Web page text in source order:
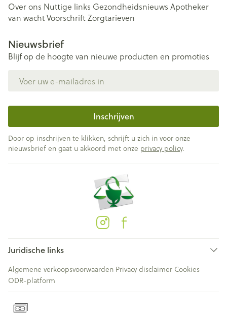
Over ons Nuttige links Gezondheidsnieuws Apotheker
van wachtVoorschriftZorgtarieven
Nieuwsbrief
Blijf op de hoogte van nieuwe producten en promoties
Inschrijven
Door op inschrijven te klikken, schrijft u zich in voor onze
nieuwsbrief en gaat u akkoord met onze privacy policy.
Juridische links
Algemene verkoopsvoorwaarden Privacy disclaimer Cookies
ODR-platform